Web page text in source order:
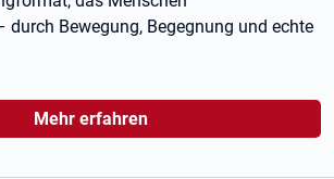
Bewegung, Begegnung und echte
Mehr erfahren